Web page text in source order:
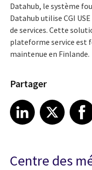
Datahub, le système
Datahub utilise CGI
de services. Cette
plateforme service est
maintenue en Finlande.
Partager
Share article on LinkedIn
LinkedIn
Share article on XShare
Centre des